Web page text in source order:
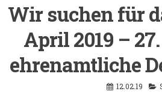
Wir suchen für
April 2019 –
ehrenamtliche
12.02.19